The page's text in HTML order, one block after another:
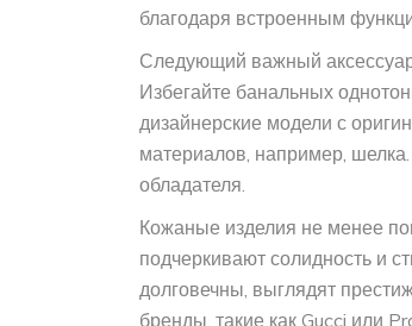
благодаря встроенным
Следующий важный аксессуар
Избегайте банальных
дизайнерские модели с
материалов, например, шелка.
обладателя.
Кожаные изделия не менее
подчеркивают солидность и
долговечны, выглядят
бренды, такие как Gucci или